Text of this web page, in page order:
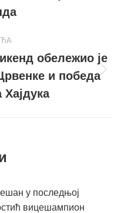
обележио је
и победа
у последњој
вицешампион